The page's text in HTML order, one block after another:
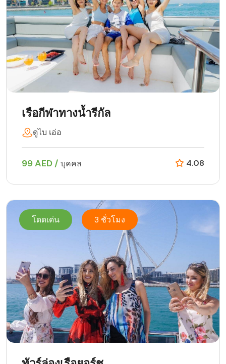
เรือกีฬาทางน้ำรีกัล
ดูไบ เอ่อ
99 AED / บุคคล 4.08
โดดเด่น 3 ชั่วโมง